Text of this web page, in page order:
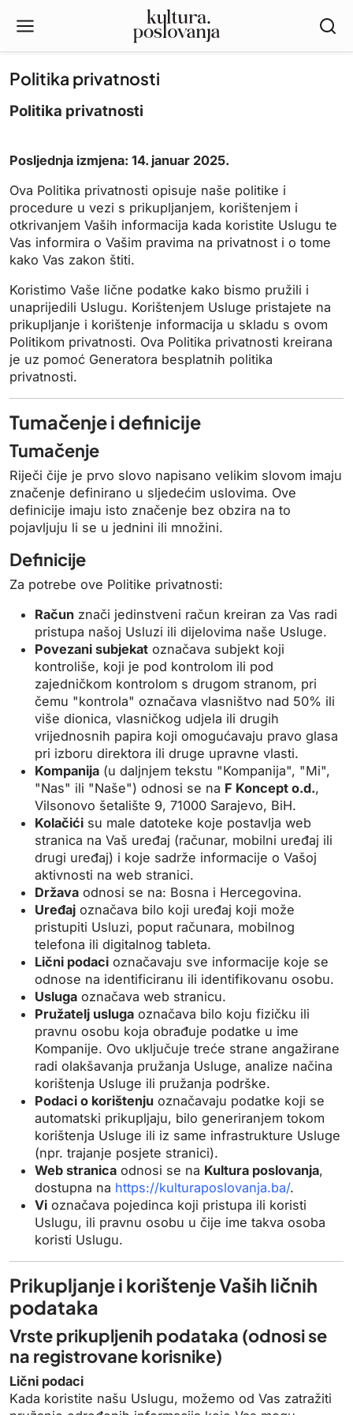
Politika privatnosti
Politika privatnosti
Posljednja izmjena: 14. januar 2025.
Ova Politika privatnosti opisuje naše politike i
procedure u vezi s prikupljanjem, korištenjem i
otkrivanjem Vaših informacija kada koristite Uslugu te
Vas informira o Vašim pravima na privatnost i o tome
kako Vas zakon štiti.
Koristimo Vaše lične podatke kako bismo pružili i
unaprijedili Uslugu. Korištenjem Usluge pristajete na
prikupljanje i korištenje informacija u skladu s ovom
Politikom privatnosti. Ova Politika privatnosti kreirana
je uz pomoć Generatora besplatnih politika
privatnosti.
Tumačenje i definicije
Tumačenje
Riječi čije je prvo slovo napisano velikim slovom imaju
značenje definirano u sljedećim uslovima. Ove
definicije imaju isto značenje bez obzira na to
pojavljuju li se u jednini ili množini.
Definicije
Za potrebe ove Politike privatnosti:
Račun znači jedinstveni račun kreiran za Vas radi
pristupa našoj Usluzi ili dijelovima naše Usluge.
Povezani subjekat označava subjekt koji
kontroliše, koji je pod kontrolom ili pod
zajedničkom kontrolom s drugom stranom, pri
čemu "kontrola" označava vlasništvo nad 50% ili
više dionica, vlasničkog udjela ili drugih
vrijednosnih papira koji omogućavaju pravo glasa
pri izboru direktora ili druge upravne vlasti.
Kompanija (u daljnjem tekstu "Kompanija", "Mi",
"Nas" ili "Naše") odnosi se na F Koncept o.d.,
Vilsonovo šetalište 9, 71000 Sarajevo, BiH.
Kolačići su male datoteke koje postavlja web
stranica na Vaš uređaj (računar, mobilni uređaj ili
drugi uređaj) i koje sadrže informacije o Vašoj
aktivnosti na web stranici.
Država odnosi se na: Bosna i Hercegovina.
Uređaj označava bilo koji uređaj koji može
pristupiti Usluzi, poput računara, mobilnog
telefona ili digitalnog tableta.
Lični podaci označavaju sve informacije koje se
odnose na identificiranu ili identifikovanu osobu.
Usluga označava web stranicu.
Pružatelj usluga označava bilo koju fizičku ili
pravnu osobu koja obrađuje podatke u ime
Kompanije. Ovo uključuje treće strane angažirane
radi olakšavanja pružanja Usluge, analize načina
korištenja Usluge ili pružanja podrške.
Podaci o korištenju označavaju podatke koji se
automatski prikupljaju, bilo generiranjem tokom
korištenja Usluge ili iz same infrastrukture Usluge
(npr. trajanje posjete stranici).
Web stranica odnosi se na Kultura poslovanja,
dostupna na https://kulturaposlovanja.ba/.
Vi označava pojedinca koji pristupa ili koristi
Uslugu, ili pravnu osobu u čije ime takva osoba
koristi Uslugu.
Prikupljanje i korištenje Vaših ličnih
podataka
Vrste prikupljenih podataka (odnosi se
na registrovane korisnike)
Lični podaci
Kada koristite našu Uslugu, možemo od Vas zatražiti